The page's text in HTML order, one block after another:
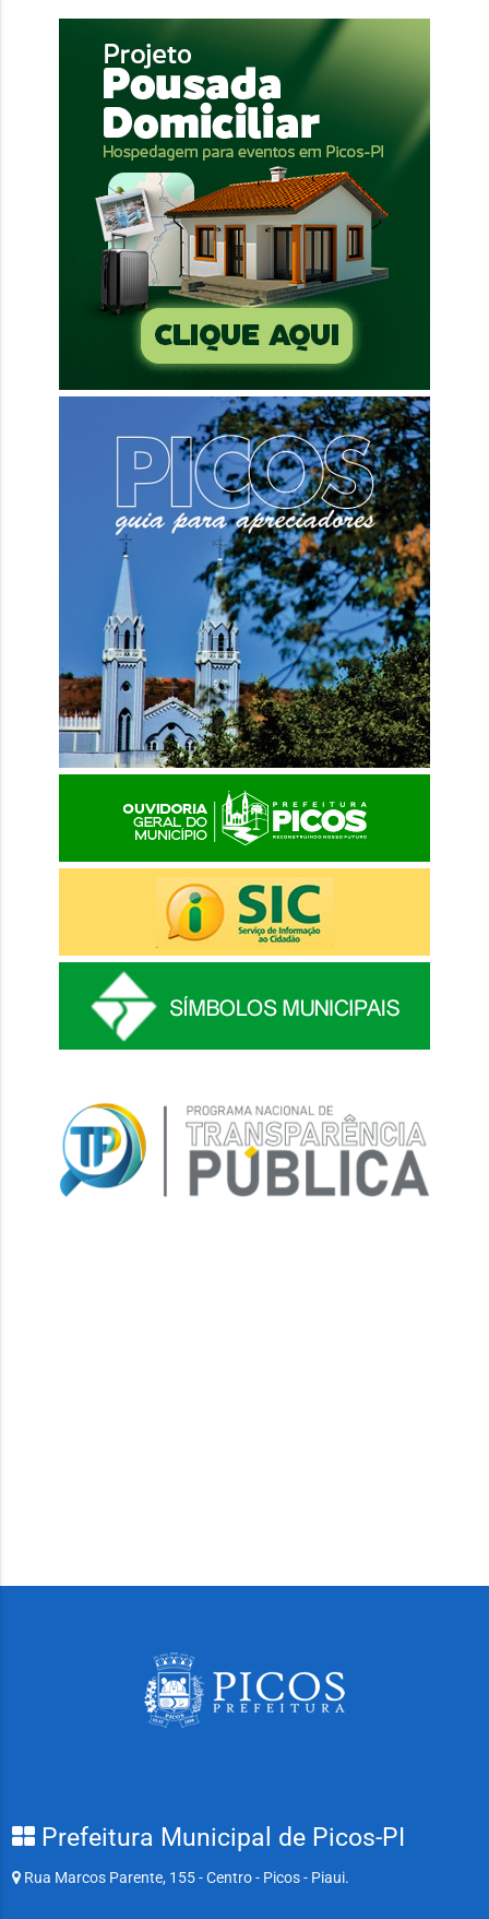
Prefeitura Municipal de Picos-PI
Rua Marcos Parente, 155 - Centro - Picos - Piaui.